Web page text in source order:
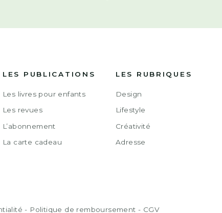
LES PUBLICATIONS
Les livres pour enfants
Les revues
L’abonnement
La carte cadeau
LES RUBRIQUES
Design
Lifestyle
Créativité
Adresse
- Politique de remboursement - CGV